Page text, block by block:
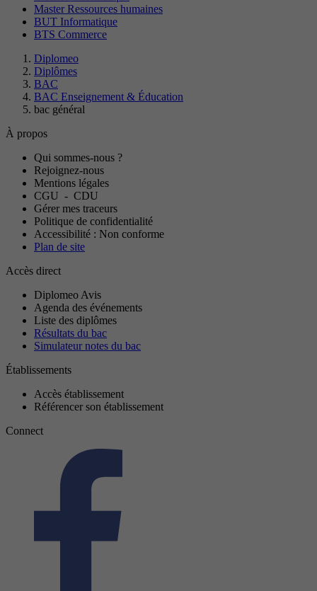
Master Ressources humaines
BUT Informatique
BTS Commerce
Diplomeo
Diplômes
BAC
BAC Enseignement & Éducation
bac général
À propos
Qui sommes-nous ?
Rejoignez-nous
Mentions légales
CGU - CDU
Gérer mes traceurs
Politique de confidentialité
Accessibilité : Non conforme
Plan de site
Accès direct
Diplomeo Avis
Agenda des événements
Liste des diplômes
Résultats du bac
Simulateur notes du bac
Établissements
Accès établissement
Référencer son établissement
Connect